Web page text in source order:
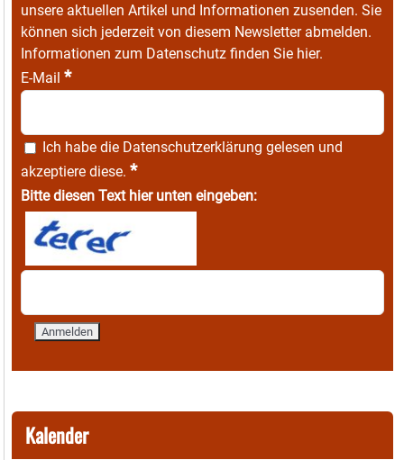
unsere aktuellen Artikel und Informationen zusenden. Sie
können sich jederzeit von diesem Newsletter abmelden.
Informationen zum Datenschutz finden Sie hier.
E-Mail *
Ich habe die Datenschutzerklärung gelesen und
akzeptiere diese. *
Bitte diesen Text hier unten eingeben:
Kalender